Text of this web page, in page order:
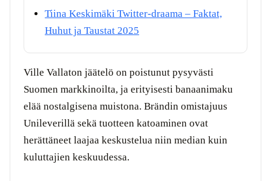
Tiina Keskimäki Twitter-draama – Faktat,
Huhut ja Taustat 2025
Ville Vallaton jäätelö on poistunut pysyvästi
Suomen markkinoilta, ja erityisesti banaanimaku
elää nostalgisena muistona. Brändin omistajuus
Unileverillä sekä tuotteen katoaminen ovat
herättäneet laajaa keskustelua niin median kuin
kuluttajien keskuudessa.